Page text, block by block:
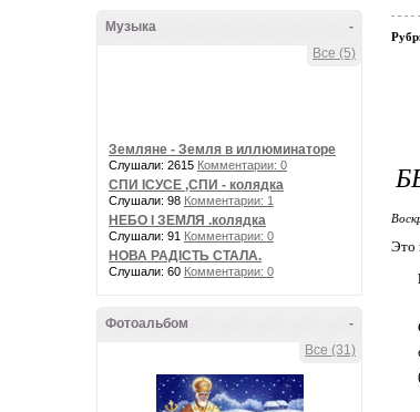
-
Музыка
Все (5)
Земляне - Земля в иллюминаторе
Слушали: 2615 Комментарии: 0
СПИ ІСУСЕ ,СПИ - колядка
Слушали: 98 Комментарии: 1
НЕБО І ЗЕМЛЯ .колядка
Слушали: 91 Комментарии: 0
НОВА РАДІСТЬ СТАЛА.
Слушали: 60 Комментарии: 0
-
Фотоальбом
Все (31)
Это